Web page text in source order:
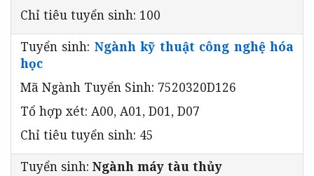
Chỉ tiêu tuyển sinh: 100
Tuyển sinh: Ngành kỹ thuật công nghệ hóa
học
Mã Ngành Tuyển Sinh: 7520320D126
Tổ hợp xét: A00, A01, D01, D07
Chỉ tiêu tuyển sinh: 45
Tuyển sinh: Ngành máy tàu thủy